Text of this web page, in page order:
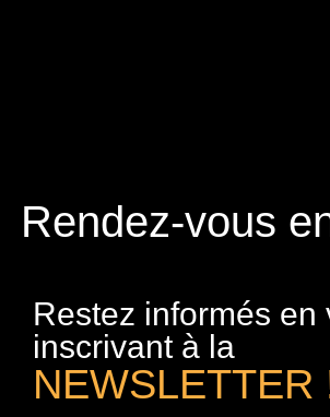
Rendez-vous
Restez informés en
inscrivant à la
NEWSLETTER